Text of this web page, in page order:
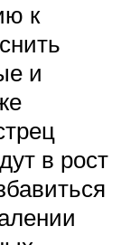
к
и
в рост